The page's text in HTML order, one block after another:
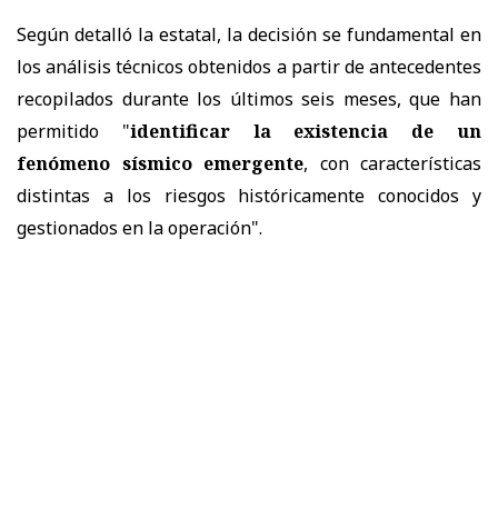
Según detalló la estatal, la decisión se fundamental en
los análisis técnicos obtenidos a partir de antecedentes
recopilados durante los últimos seis meses, que han
permitido "identificar la existencia de un
fenómeno sísmico emergente, con características
distintas a los riesgos históricamente conocidos y
gestionados en la operación".